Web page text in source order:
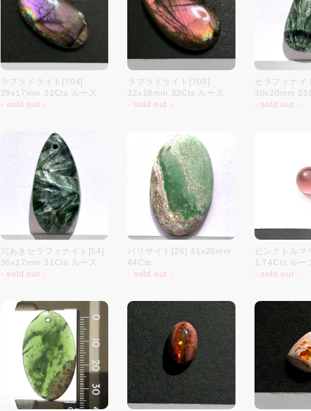
ラブラドライト[704]
29x17mm 31Cts ルース
- sold out -
ラブラドライト[705]
32x18mm 32Cts ルース
- sold out -
セラフィナイ
30x20mm
- sold out -
穴あきセラフィナイト[54]
36x17mm 31Cts ルース
- sold out -
バリサイト[26] 41x26mm
44Cts
- sold out -
ピンクトルマ
1,74Cts ルー
- sold out -